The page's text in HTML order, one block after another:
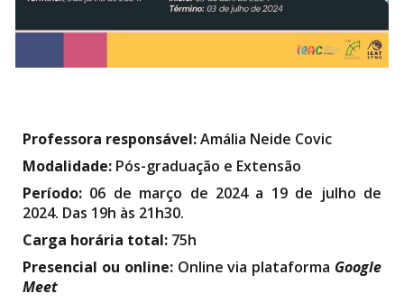
Professora responsável:Amália Neide Covic
Modalidade: Pós-graduação e Extensão
Período: 06 de março de 2024 a 19 de julho de
2024. Das 19h às 21h30.
Carga horária total: 75h
Presencial ou online: Online via plataforma Google
Meet